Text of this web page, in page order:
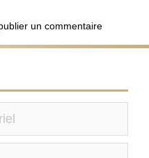
un commentaire